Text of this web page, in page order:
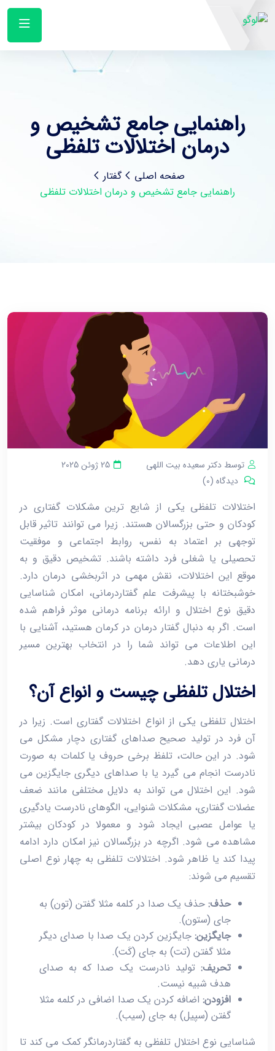
راهنمایی جامع تشخیص و
درمان اختلالات تلفظی
صفحه اصلی
گفتار
راهنمایی جامع تشخیص و درمان اختلالات تلفظی
توسط دکتر سعیده بیت اللهی
25 ژوئن 2025
دیدگاه (0)
اختلالات تلفظی یکی از شایع ‌ترین مشکلات گفتاری در
کودکان و حتی بزرگسالان هستند. زیرا می ‌توانند تاثیر قابل
توجهی بر اعتماد به نفس، روابط اجتماعی و موفقیت
تحصیلی یا شغلی فرد داشته باشند. تشخیص دقیق و به
‌موقع این اختلالات، نقش مهمی در اثربخشی درمان دارد.
خوشبختانه با پیشرفت علم گفتاردرمانی، امکان شناسایی
دقیق نوع اختلال و ارائه برنامه درمانی موثر فراهم شده
است. اگر به دنبال گفتار درمان در کرمان هستید، آشنایی با
این اطلاعات می ‌تواند شما را در انتخاب بهترین مسیر
درمانی یاری دهد.
اختلال تلفظی چیست و انواع آن؟
اختلال تلفظی یکی از انواع اختلالات گفتاری است. زیرا در
آن فرد در تولید صحیح صداهای گفتاری دچار مشکل می
‌شود. در این حالت، تلفظ برخی حروف یا کلمات به صورت
نادرست انجام می ‌گیرد یا با صداهای دیگری جایگزین می‌
شود. این اختلال می ‌تواند به دلایل مختلفی مانند ضعف
عضلات گفتاری، مشکلات شنوایی، الگوهای نادرست یادگیری
یا عوامل عصبی ایجاد شود و معمولا در کودکان بیشتر
مشاهده می ‌شود. اگرچه در بزرگسالان نیز امکان دارد ادامه
پیدا کند یا ظاهر شود. اختلالات تلفظی به چهار نوع اصلی
تقسیم می ‌شوند:
حذف: حذف یک صدا در کلمه مثلا گفتن (تون) به
جای (ستون).
جایگزین: جایگزین کردن یک صدا با صدای دیگر
مثلا گفتن (تت) به جای (کَت).
تحریف: تولید نادرست یک صدا که به صدای
هدف شبیه نیست.
افزودن: اضافه کردن یک صدا اضافی در کلمه مثلا
گفتن (سپیل) به جای (سیب).
شناسایی نوع اختلال تلفظی به گفتاردرمانگر کمک می‌ کند تا